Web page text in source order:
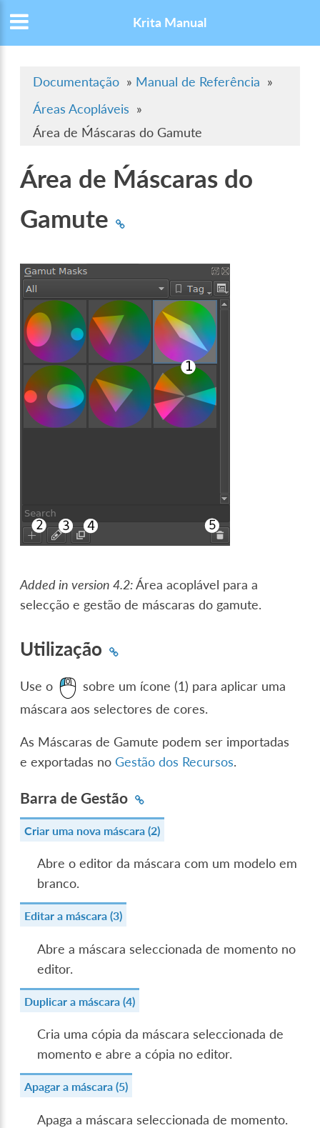
Krita Manual
Documentação » Manual de Referência »
Áreas Acopláveis »
Área de Ḿáscaras do Gamute
Área de Ḿáscaras do
Gamute
Added in version 4.2:Área acoplável para a
selecção e gestão de máscaras do gamute.
Utilização
Use o
sobre um ícone (1) para aplicar uma
máscara aos selectores de cores.
As Máscaras de Gamute podem ser importadas
e exportadas noGestão dos Recursos.
Barra de Gestão
Criar uma nova máscara (2)
Abre o editor da máscara com um modelo em
branco.
Editar a máscara (3)
Abre a máscara seleccionada de momento no
editor.
Duplicar a máscara (4)
Cria uma cópia da máscara seleccionada de
momento e abre a cópia no editor.
Apagar a máscara (5)
Apaga a máscara seleccionada de momento.